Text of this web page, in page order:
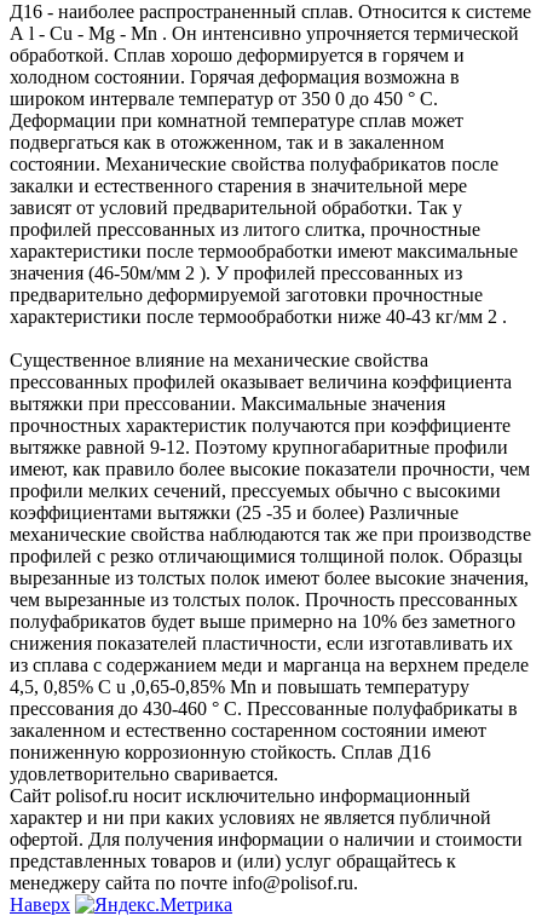
Д16 - наиболее распространенный сплав. Относится к системе
А l - Cu - Mg - Mn . Он интенсивно упрочняется термической
обработкой. Сплав хорошо деформируется в горячем и
холодном состоянии. Горячая деформация возможна в
широком интервале температур от 350 0 до 450 ° C.
Деформации при комнатной температуре сплав может
подвергаться как в отожженном, так и в закаленном
состоянии. Механические свойства полуфабрикатов после
закалки и естественного старения в значительной мере
зависят от условий предварительной обработки. Так у
профилей прессованных из литого слитка, прочностные
характеристики после термообработки имеют максимальные
значения (46-50м/мм 2 ). У профилей прессованных из
предварительно деформируемой заготовки прочностные
характеристики после термообработки ниже 40-43 кг/мм 2 .
Существенное влияние на механические свойства
прессованных профилей оказывает величина коэффициента
вытяжки при прессовании. Максимальные значения
прочностных характеристик получаются при коэффициенте
вытяжке равной 9-12. Поэтому крупногабаритные профили
имеют, как правило более высокие показатели прочности, чем
профили мелких сечений, прессуемых обычно с высокими
коэффициентами вытяжки (25 -35 и более) Различные
механические свойства наблюдаются так же при производстве
профилей с резко отличающимися толщиной полок. Образцы
вырезанные из толстых полок имеют более высокие значения,
чем вырезанные из толстых полок. Прочность прессованных
полуфабрикатов будет выше примерно на 10% без заметного
снижения показателей пластичности, если изготавливать их
из сплава с содержанием меди и марганца на верхнем пределе
4,5, 0,85% С u ,0,65-0,85% Mn и повышать температуру
прессования до 430-460 ° C. Прессованные полуфабрикаты в
закаленном и естественно состаренном состоянии имеют
пониженную коррозионную стойкость. Сплав Д16
удовлетворительно сваривается.
Сайт polisof.ru носит исключительно информационный
характер и ни при каких условиях не является публичной
офертой. Для получения информации о наличии и стоимости
представленных товаров и (или) услуг обращайтесь к
менеджеру сайта по почте info@polisof.ru.
Наверх